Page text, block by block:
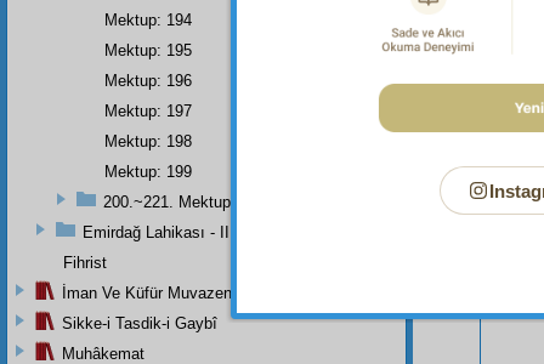
Bu
Mektup: 194
Mektup: 195
Mektup: 196
Mektup: 197
Mektup: 198
Mektup: 199
200.~221. Mektuplar
Emirdağ Lahikası - II
Fihrist
İman Ve Küfür Muvazeneleri
Sikke-i Tasdik-i Gaybî
Muhâkemat